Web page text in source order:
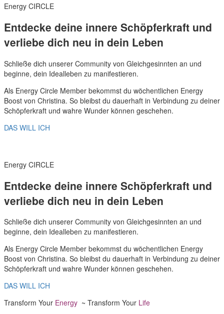
Energy CIRCLE
Entdecke deine innere Schöpferkraft und
verliebe dich neu in dein Leben
Schließe dich unserer Community von Gleichgesinnten an und
beginne, dein Idealleben zu manifestieren.
Als Energy Circle Member bekommst du wöchentlichen Energy
Boost von Christina. So bleibst du dauerhaft in Verbindung zu deiner
Schöpferkraft und wahre Wunder können geschehen.
DAS WILL ICH
Energy CIRCLE
Entdecke deine innere Schöpferkraft und
verliebe dich neu in dein Leben
Schließe dich unserer Community von Gleichgesinnten an und
beginne, dein Idealleben zu manifestieren.
Als Energy Circle Member bekommst du wöchentlichen Energy
Boost von Christina. So bleibst du dauerhaft in Verbindung zu deiner
Schöpferkraft und wahre Wunder können geschehen.
DAS WILL ICH
Transform Your Energy ~ Transform Your Life